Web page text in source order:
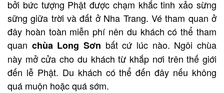
bởi bức tượng Phật được chạm khắc tinh xảo sừng
sững giữa trời và đất ở Nha Trang. Vé tham quan ở
đây hoàn toàn miễn phí nên du khách có thể tham
quan chùa Long Sơn bất cứ lúc nào. Ngôi chùa
này mở cửa cho du khách từ khắp nơi trên thế giới
đến lễ Phật. Du khách có thể đến đây nếu không
quá muộn hoặc quá sớm.